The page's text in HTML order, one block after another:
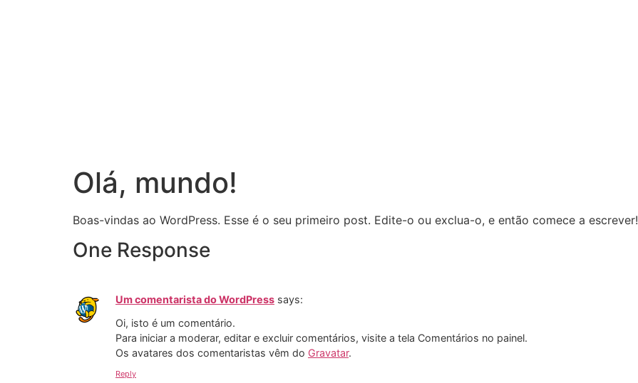
Olá, mundo!
Boas-vindas ao WordPress. Esse é o seu primeiro post. Edite-o ou exclua-o, e então comece a escrever!
One Response
Um comentarista do WordPress says:
Oi, isto é um comentário.
Para iniciar a moderar, editar e excluir comentários, visite a tela Comentários no painel.
Os avatares dos comentaristas vêm do Gravatar.
Reply